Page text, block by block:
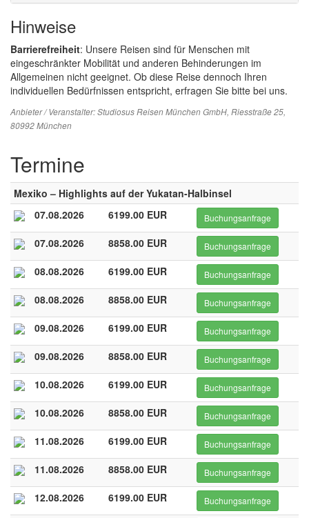
Hinweise
Barrierefreiheit: Unsere Reisen sind für Menschen mit
eingeschränkter Mobilität und anderen Behinderungen im
Allgemeinen nicht geeignet. Ob diese Reise dennoch Ihren
individuellen Bedürfnissen entspricht, erfragen Sie bitte bei uns.
Anbieter / Veranstalter:Studiosus Reisen München GmbH, Riesstraße 25,
80992 München
Termine
Mexiko – Highlights auf der Yukatan-Halbinsel
07.08.2026
6199.00 EUR Buchungsanfrage
07.08.2026 8858.00 EUR Buchungsanfrage
08.08.2026 6199.00 EUR Buchungsanfrage
08.08.2026 8858.00 EUR Buchungsanfrage
09.08.2026 6199.00 EUR Buchungsanfrage
09.08.2026 8858.00 EUR Buchungsanfrage
10.08.2026 6199.00 EUR Buchungsanfrage
10.08.2026 8858.00 EUR Buchungsanfrage
11.08.2026 6199.00 EUR Buchungsanfrage
11.08.2026 8858.00 EUR Buchungsanfrage
12.08.2026 6199.00 EUR Buchungsanfrage